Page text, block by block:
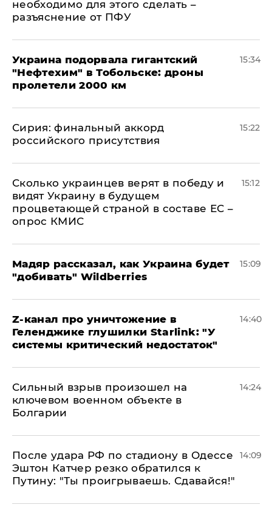
необходимо для этого сделать –
разъяснение от ПФУ
Украина подорвала гигантский
"Нефтехим" в Тобольске: дроны
пролетели 2000 км
15:34
​Сирия: финальный аккорд
российского присутствия
15:22
Сколько украинцев верят в победу и
видят Украину в будущем
процветающей страной в составе ЕС –
опрос КМИС
15:12
Мадяр рассказал, как Украина будет
"добивать" Wildberries
15:09
Z-канал про уничтожение в
Геленджике глушилки Starlink: "У
системы критический недостаток"
14:40
Сильный взрыв произошел на
ключевом военном объекте в
Болгарии
14:24
После удара РФ по стадиону в Одессе
Эштон Катчер резко обратился к
Путину: "Ты проигрываешь. Сдавайся!"
14:09